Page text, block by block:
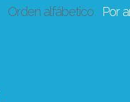
Orden alfábetico
Por